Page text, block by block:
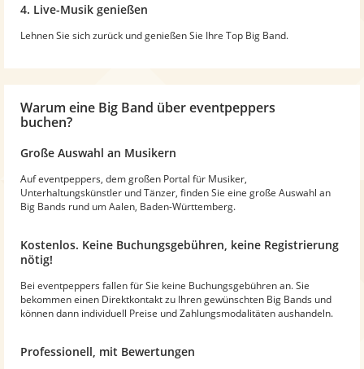
4. Live-Musik genießen
Lehnen Sie sich zurück und genießen Sie Ihre Top Big Band.
Warum eine Big Band über eventpeppers
buchen?
Große Auswahl an Musikern
Auf eventpeppers, dem großen Portal für Musiker,
Unterhaltungskünstler und Tänzer, finden Sie eine große Auswahl an
Big Bands rund um Aalen, Baden-Württemberg.
Kostenlos. Keine Buchungsgebühren, keine Registrierung
nötig!
Bei eventpeppers fallen für Sie keine Buchungsgebühren an. Sie
bekommen einen Direktkontakt zu Ihren gewünschten Big Bands und
können dann individuell Preise und Zahlungsmodalitäten aushandeln.
Professionell, mit Bewertungen